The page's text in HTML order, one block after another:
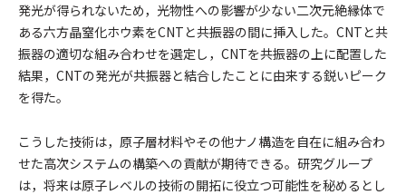
発光が得られないため，光物性への影響が少ない二次元絶縁体で
ある六方晶窒化ホウ素をCNTと共振器の間に挿入した。CNTと共
振器の適切な組み合わせを選定し，CNTを共振器の上に配置した
結果，CNTの発光が共振器と結合したことに由来する鋭いピーク
を得た。
こうした技術は，原子層材料やその他ナノ構造を自在に組み合わ
せた高次システムの構築への貢献が期待できる。研究グループ
は，将来は原子レベルの技術の開拓に役立つ可能性を秘めるとし